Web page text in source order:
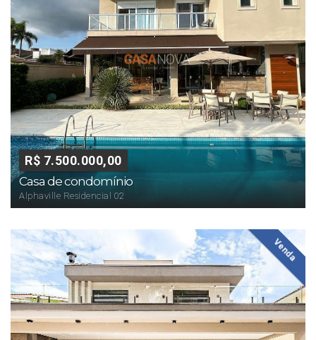
R$ 7.500.000,00
Casa de condomínio
Alphaville Residencial 02
Venda